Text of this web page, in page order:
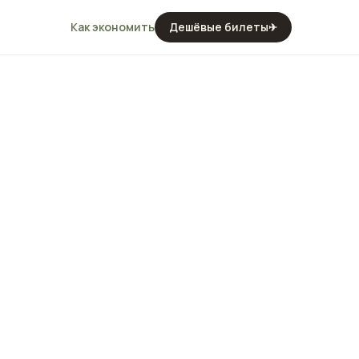
Как экономить Дешёвые билеты✈